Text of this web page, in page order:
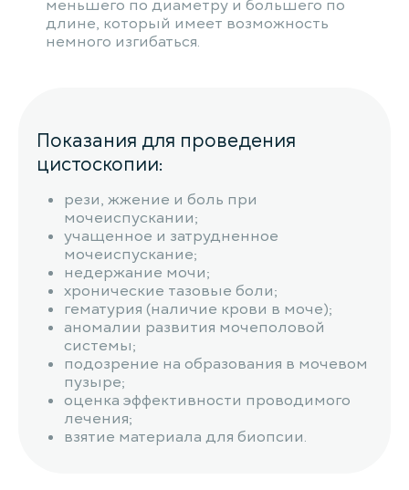
меньшего по диаметру и большего по
длине, который имеет возможность
немного изгибаться.
Показания для проведения
цистоскопии:
рези, жжение и боль при
мочеиспускании;
учащенное и затрудненное
мочеиспускание;
недержание мочи;
хронические тазовые боли;
гематурия (наличие крови в моче);
аномалии развития мочеполовой
системы;
подозрение на образования в мочевом
пузыре;
оценка эффективности проводимого
лечения;
взятие материала для биопсии.